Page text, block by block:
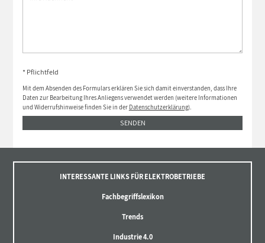
* Pflichtfeld
Mit dem Absenden des Formulars erklären Sie sich damit einverstanden, dass Ihre
Daten zur Bearbeitung Ihres Anliegens verwendet werden (weitere Informationen
und Widerrufshinweise finden Sie in der Datenschutzerklärung).
SENDEN
INTERESSANTE LINKS FÜR ELEKTROBETRIEBE
Fachbegriffslexikon
Trends
Industrie 4.0